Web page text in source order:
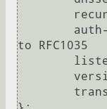
to RFC1035